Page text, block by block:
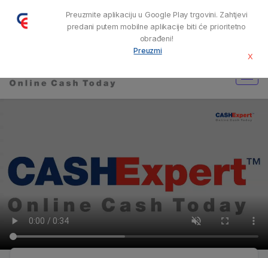
Preuzmite aplikaciju u Google Play trgovini. Zahtjevi
predani putem mobilne aplikacije biti će prioritetno
obrađeni!
Preuzmi
X
RADNO VRIJEME: PON-PET 08:00-17:00